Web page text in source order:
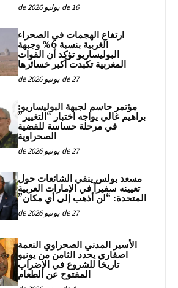
16 de يوليو de 2026
ارتفاع الهجمات في الصحراء
الغربية بنسبة 6% وجبهة
البوليساريو تؤكد أن القوات
المغربية تكبدت أكبر خسائرها
27 de يونيو de 2026
مؤتمر حاسم لجبهة البوليساريو:
براهيم غالي يواجه اختبار “التغيير”
في مرحلة حساسة للقضية
الصحراوية
27 de يونيو de 2026
مسعد بولس ينفي الشائعات حول
تعيينه سفيراً في الإمارات العربية
المتحدة: “لن أذهب إلى أي مكان”
27 de يونيو de 2026
الأسير المدني الصحراوي النعمة
اصفاري يحدد الثامن من يونيو
تاريخا للشروع في الإضراب
المفتوح عن الطعام